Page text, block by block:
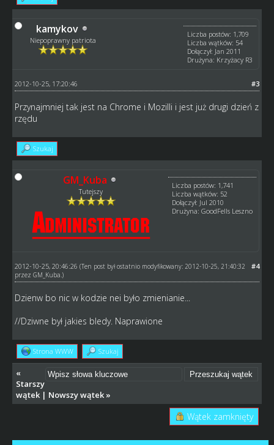
kamykov
Niepoprawny patriota
Liczba postów: 1,709
Liczba wątków: 54
Dołączył: Jan 2011
Drużyna: Krzyżacy R3
#3
2012-10-25, 17:20:46
Przynajmniej tak jest na Chrome i Mozilli i jest już drugi dzień z
rzędu
Szukaj
GM_Kuba
Tutejszy
Liczba postów: 1,741
Liczba wątków: 52
Dołączył: Jul 2010
Drużyna: GoodFells Leszno
#4
2012-10-25, 20:46:26 (Ten post był ostatnio modyfikowany: 2012-10-25, 21:40:32
przez GM_Kuba .)
Dzienw bo nic w kodzie nei było zmienianie...
//Dziwne był jakies bledy. Naprawione
Strona WWW Szukaj
«
Starszy
wątek| Nowszy wątek»
Wątek zamknięty